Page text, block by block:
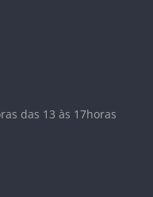
das 13 às 17horas